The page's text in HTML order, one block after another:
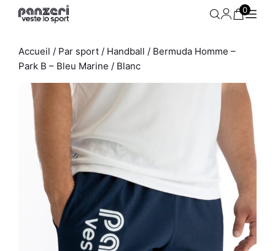
Aller
0
Accueil / Par sport / Handball / Bermuda Homme –
Park B – Bleu Marine / Blanc